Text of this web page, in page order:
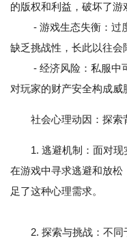
的版权和利益，破坏了游
- 游戏生态失衡：过度
缺乏挑战性，长此以往会
- 经济风险：私服中可
对玩家的财产安全构成威
社会心理动因：探索
1. 逃避机制：面对
在游戏中寻求逃避和放松
足了这种心理需求。
2. 探索与挑战：不同